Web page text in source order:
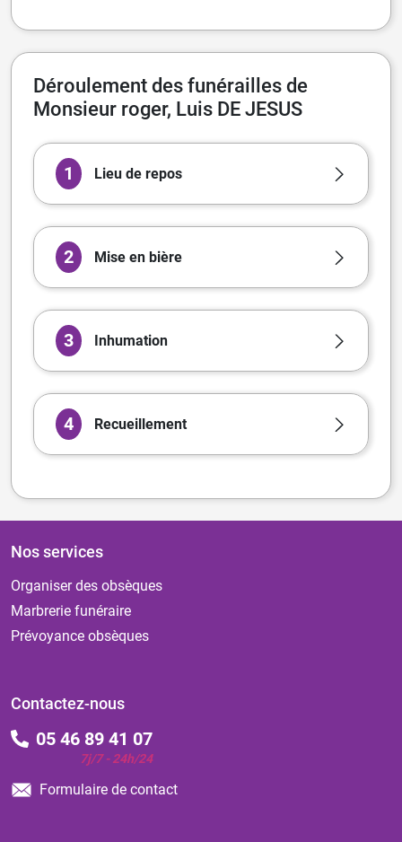
Déroulement des funérailles de
Monsieur roger, Luis DE JESUS
1 Lieu de repos
2 Mise en bière
3 Inhumation
4 Recueillement
Nos services
Organiser des obsèques
Marbrerie funéraire
Prévoyance obsèques
Contactez-nous
05 46 89 41 07
7j/7 - 24h/24
Formulaire de contact